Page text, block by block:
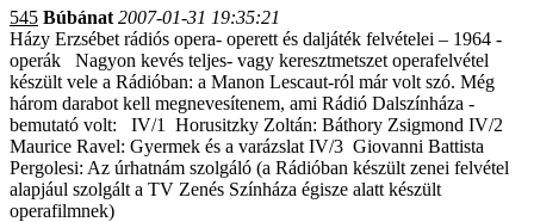
545 Búbánat 2007-01-31 19:35:21
Házy Erzsébet rádiós opera- operett és daljáték felvételei – 1964 -
operák Nagyon kevés teljes- vagy keresztmetszet operafelvétel
készült vele a Rádióban: a Manon Lescaut-ról már volt szó. Még
három darabot kell megnevesítenem, ami Rádió Dalszínháza -
bemutató volt: IV/1 Horusitzky Zoltán: Báthory Zsigmond IV/2
Maurice Ravel: Gyermek és a varázslat IV/3 Giovanni Battista
Pergolesi: Az úrhatnám szolgáló (a Rádióban készült zenei felvétel
alapjául szolgált a TV Zenés Színháza égisze alatt készült
operafilmnek)